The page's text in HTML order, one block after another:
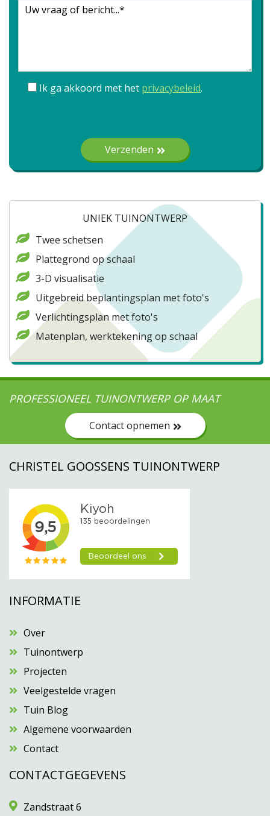
Ik ga akkoord met het privacybeleid.
Gelieve dit veld leeg te laten.
Verzenden
UNIEK TUINONTWERP
Twee schetsen
Plattegrond op schaal
3-D visualisatie
Uitgebreid beplantingsplan met foto's
Verlichtingsplan met foto's
Matenplan, werktekening op schaal
PROFESSIONEEL TUINONTWERP OP MAAT
Contact opnemen
CHRISTEL GOOSSENS TUINONTWERP
INFORMATIE
Over
Tuinontwerp
Projecten
Veelgestelde vragen
Tuin Blog
Algemene voorwaarden
Contact
CONTACTGEGEVENS
Zandstraat 6